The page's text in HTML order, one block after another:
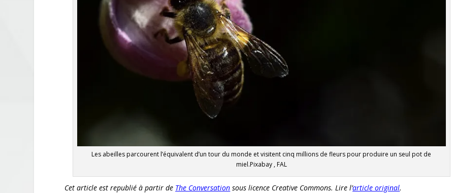
Les abeilles parcourent l’équivalent d’un tour du monde et visitent cinq millions de fleurs pour produire un seul pot de
miel.Pixabay , FAL
Cet article est republié à partir de The Conversation sous licence Creative Commons. Lire l’article original.